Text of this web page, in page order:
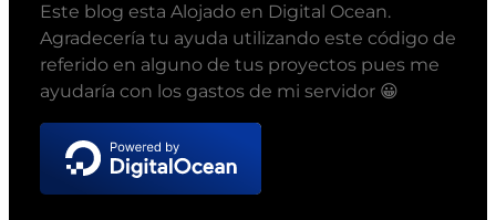
Este blog esta Alojado en Digital Ocean.
Agradecería tu ayuda utilizando este código de
referido en alguno de tus proyectos pues me
ayudaría con los gastos de mi servidor 😀